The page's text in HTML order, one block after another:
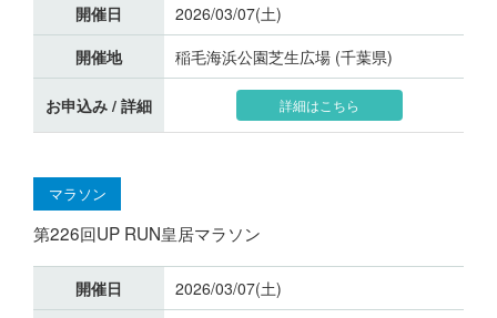
開催日
2026/03/07(土)
開催地
稲毛海浜公園芝生広場 (千葉県)
お申込み / 詳細 詳細はこちら
マラソン
第226回UP RUN皇居マラソン
開催日
2026/03/07(土)